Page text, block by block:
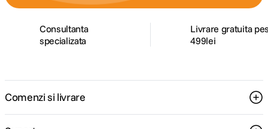
Consultanta
specializata
Livrare gratuita
499lei
Comenzi si livrare